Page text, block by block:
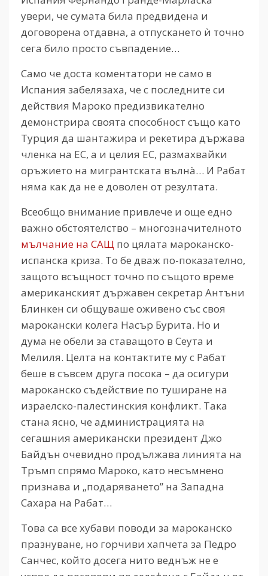
увери, че сумата била предвидена и
договорена отдавна, а отпускането ѝ точно
сега било просто съвпадение…
Само че доста коментатори не само в
Испания забелязаха, че с последните си
действия Мароко предизвикателно
демонстрира своята способност също като
Турция да шантажира и рекетира държава
членка на ЕС, а и целия ЕС, размахвайки
оръжието на мигрантската вълнà… И Рабат
няма как да не е доволен от резултата.
Всеобщо внимание привлече и още едно
важно обстоятелство – многозначителното
мълчание на САЩ по цялата мароканско-
испанска криза. То бе дваж по-показателно,
защото всъщност точно по същото време
американският държавен секретар Антъни
Блинкен си общуваше оживено със своя
марокански колега Насър Бурита. Но и
дума не обели за ставащото в Сеута и
Мелиля. Целта на контактите му с Рабат
беше в съвсем друга посока – да осигури
мароканско съдействие по туширане на
израелско-палестинския конфликт. Така
стана ясно, че администрацията на
сегашния американски президент Джо
Байдън очевидно продължава линията на
Тръмп спрямо Мароко, като несъмнено
признава и „подаряването” на Западна
Сахара на Рабат…
Това са все хубави поводи за мароканско
празнуване, но горчиви хапчета за Педро
Санчес, който досега нито веднъж не е